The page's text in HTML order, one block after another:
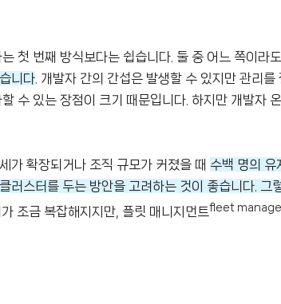
첫 번째 방식보다는 쉽습니다. 둘 중 어느 쪽이라
니다 . 개발자 간의 간섭은 발생할 수 있지만 관리
수 있는 장점이 크기 때문입니다. 하지만 개발자
가 확장되거나 조직 규모가 커졌을 때 수백 명의 유
스터를 두는 방안을 고려하는 것이 좋습니다. 그
조금 복잡해지지만, 플릿 매니지먼트fleet